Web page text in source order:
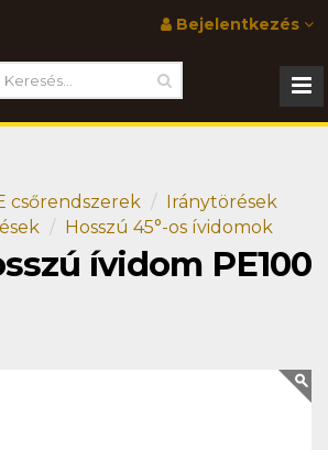
Bejelentkezés
csőrendszerek
Iránytörések
Hosszú 45°-os ívidomok
ívidom PE100